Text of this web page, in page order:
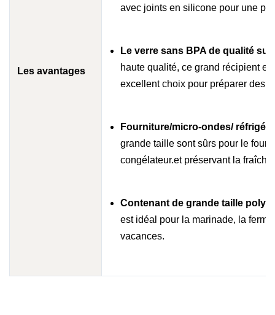
Les avantages
avec joints en silicone pour une
Le verre sans BPA de qualité
haute qualité, ce grand récipient
excellent choix pour préparer des
Fourniture/micro-ondes/
grande taille sont sûrs pour le
congélateur.et préservant la
Contenant de grande taille
est idéal pour la marinade, la
vacances.